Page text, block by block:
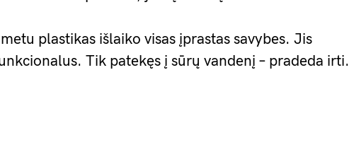
plastikas išlaiko visas įprastas savybes. Jis
Tik patekęs į sūrų vandenį – pradeda irti.